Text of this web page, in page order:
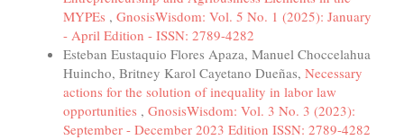
MYPEs , GnosisWisdom: Vol. 5 No. 1 (2025): January
- April Edition - ISSN: 2789-4282
Esteban Eustaquio Flores Apaza, Manuel Choccelahua
Huincho, Britney Karol Cayetano Dueñas, Necessary
actions for the solution of inequality in labor law
opportunities , GnosisWisdom: Vol. 3 No. 3 (2023):
September - December 2023 Edition ISSN: 2789-4282